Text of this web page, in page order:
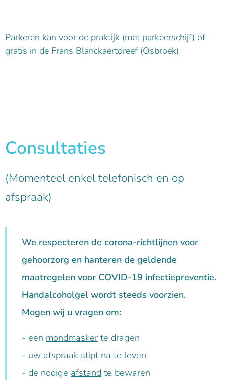
Parkeren kan voor de praktijk (met parkeerschijf) of
gratis in de Frans Blanckaertdreef (Osbroek)
Consultaties
(Momenteel enkel telefonisch en op
afspraak)
We respecteren de corona-richtlijnen voor
gehoorzorg en hanteren de geldende
maatregelen voor COVID-19 infectiepreventie.
Handalcoholgel wordt steeds voorzien.
Mogen wij u vragen om:
- een mondmasker te dragen
- uw afspraak stiptna te leven
- de nodige afstand te bewaren